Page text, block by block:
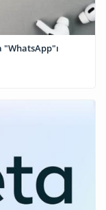
"WhatsApp"ı